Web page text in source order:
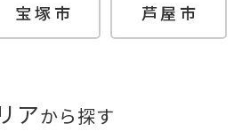
宝塚市 芦屋市
アから探す